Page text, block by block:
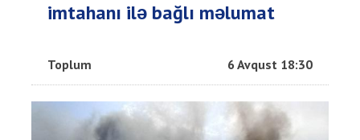
imtahanı ilə bağlı məlumat
Toplum 6 Avqust 18:30